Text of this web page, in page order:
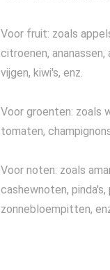
Voor fruit: zoals
citroenen, ananassen,
vijgen, kiwi's, enz.
Voor groenten: zoals
tomaten,
Voor noten: zoals
cashewnoten,
zonnebloempitten,